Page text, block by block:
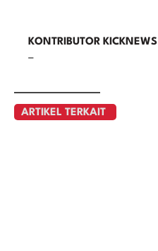
KONTRIBUTOR KICKNEWS
–
ARTIKEL TERKAIT